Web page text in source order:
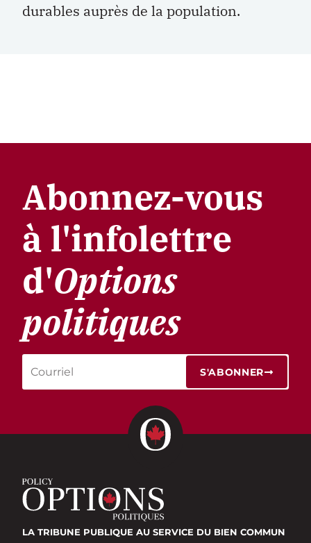
durables auprès de la population.
Abonnez-vous
à l'infolettre
d'Options
politiques
S'ABONNER
LA TRIBUNE PUBLIQUE AU SERVICE DU BIEN COMMUN